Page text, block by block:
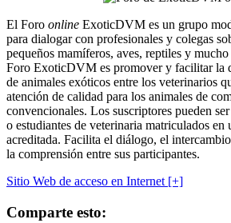
El Foro online ExoticDVM es un grupo
para dialogar con profesionales y colegas
pequeños mamíferos, aves, reptiles y
Foro ExoticDVM es promover y facilitar la
de animales exóticos entre los veterinarios
atención de calidad para los animales de
convencionales. Los suscriptores pueden
o estudiantes de veterinaria matriculados en
acreditada. Facilita el diálogo, el
la comprensión entre sus participantes.
Sitio Web de acceso en Internet [+]
Comparte esto: